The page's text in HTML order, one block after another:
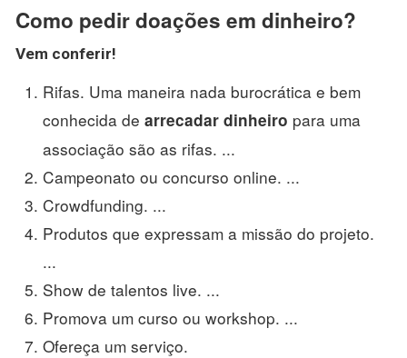
Como pedir doações em dinheiro?
Vem conferir!
Rifas. Uma maneira nada burocrática e bem
conhecida de arrecadar dinheiro para uma
associação são as rifas. ...
Campeonato ou concurso online. ...
Crowdfunding. ...
Produtos que expressam a missão do projeto.
...
Show de talentos live. ...
Promova um curso ou workshop. ...
Ofereça um serviço.